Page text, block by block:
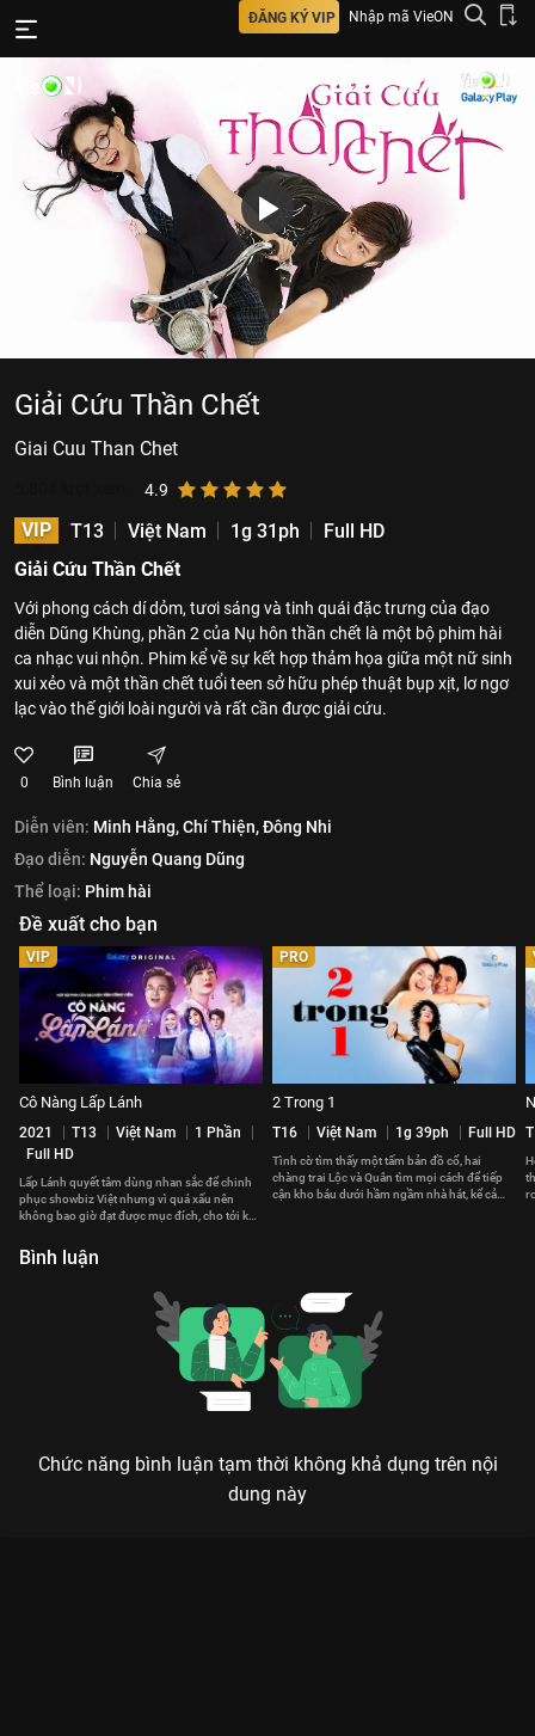
ĐĂNG KÝ VIP Nhập mã VieON
Giải Cứu Thần Chết
Giai Cuu Than Chet
4.9
VIP T13 Việt Nam 1g 31ph
Full HD
Giải Cứu Thần Chết
Với phong cách dí dỏm, tươi sáng và tinh quái đặc trưng của đạo
diễn Dũng Khùng, phần 2 của Nụ hôn thần chết là một bộ phim hài
ca nhạc vui nhộn. Phim kể về sự kết hợp thảm họa giữa một nữ sinh
xui xẻo và một thần chết tuổi teen sở hữu phép thuật bụp xịt, lơ ngơ
lạc vào thế giới loài người và rất cần được giải cứu.
0 Bình luận Chia sẻ
Diễn viên: Minh Hằng,Chí Thiện,Đông Nhi
Đạo diễn: Nguyễn Quang Dũng
Thể loại: Phim hài
Đề xuất cho bạn
VIP
Cô Nàng Lấp Lánh
2021 T13 Việt Nam
1 Phần
Full HD
Lấp Lánh quyết tâm dùng nhan sắc để chinh
phục showbiz Việt nhưng vì quá xấu nên
không bao giờ đạt được mục đích, cho tới khi
PRO
2 Trong 1
T16 Việt Nam 1g 39ph Full HD
Tình cờ tìm thấy một tấm bản đồ cổ, hai
chàng trai Lộc và Quân tìm mọi cách để tiếp
cận kho báu dưới hầm ngầm nhà hát, kể cả
Bình luận
Chức năng bình luận tạm thời không khả dụng trên nội
dung này